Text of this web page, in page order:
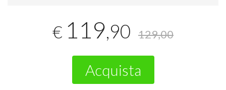
€ 119,90 129,00
Acquista